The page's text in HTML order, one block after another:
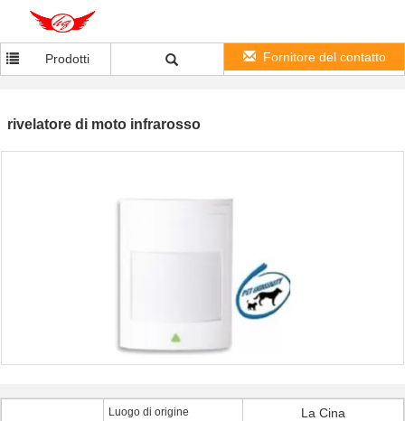
Prodotti Fornitore del contatto
rivelatore di moto infrarosso
Luogo di origine La Cina